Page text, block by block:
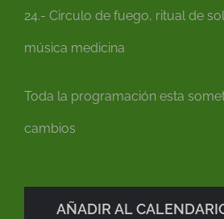
24.- Circulo de fuego, ritual de
música medicina
Toda la programación esta
cambios
AÑADIR AL